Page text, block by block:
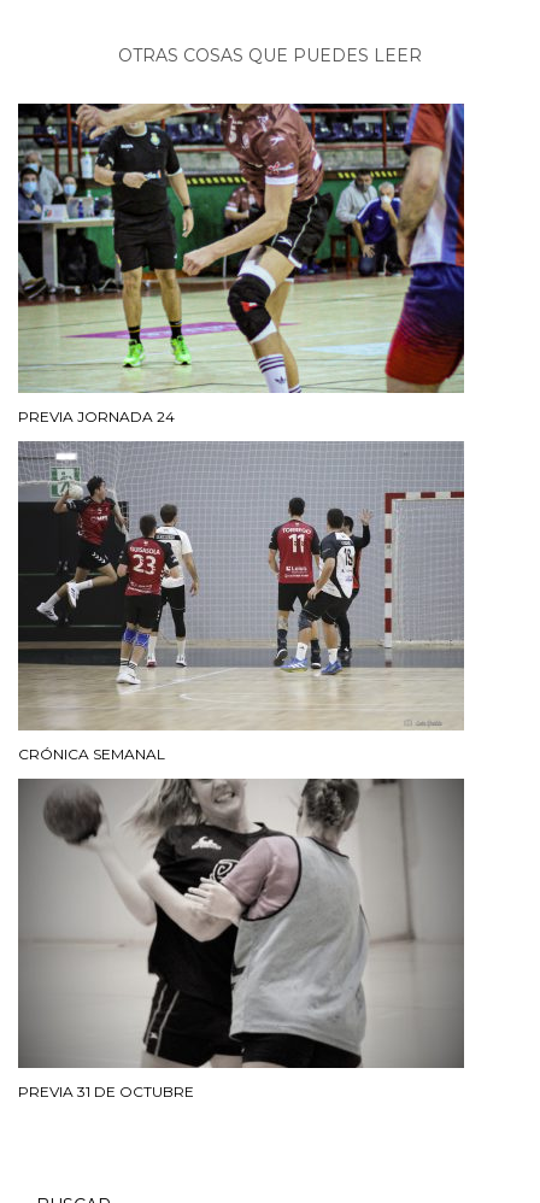
OTRAS COSAS QUE PUEDES LEER
PREVIA JORNADA 24
CRÓNICA SEMANAL
PREVIA 31 DE OCTUBRE